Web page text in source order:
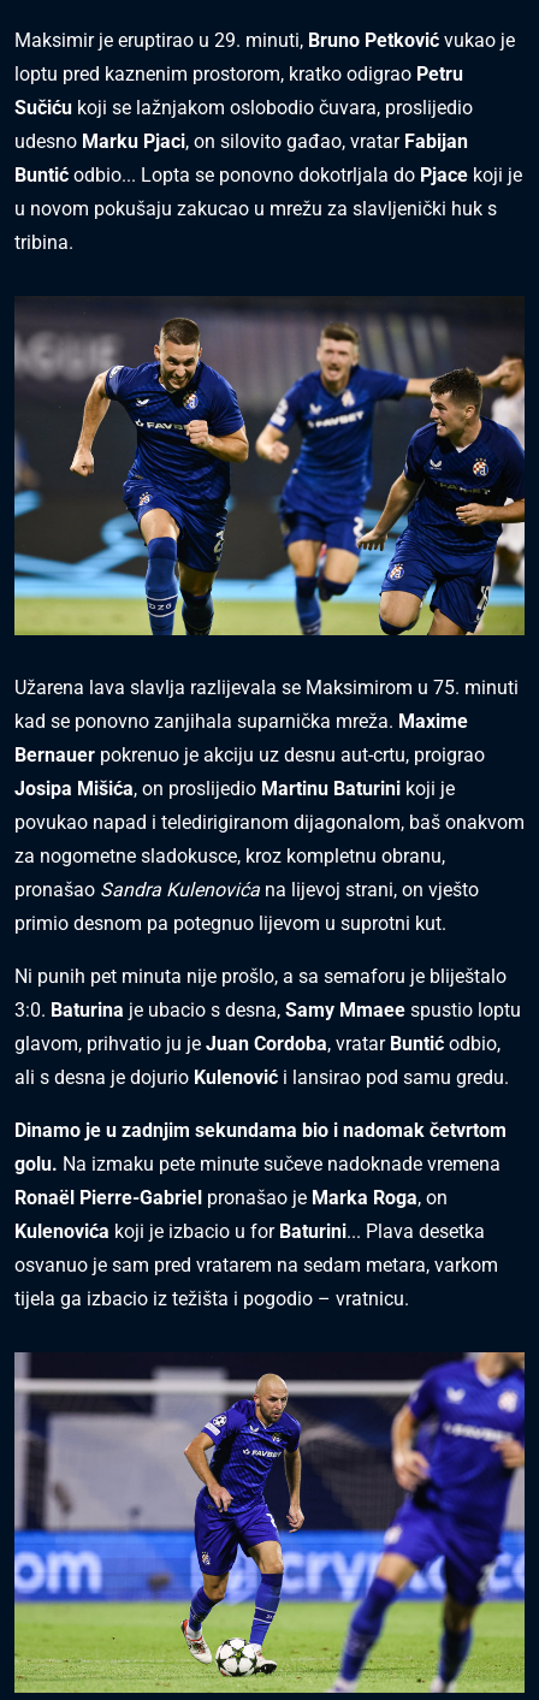
Maksimir je eruptirao u 29. minuti, Bruno Petković vukao je
loptu pred kaznenim prostorom, kratko odigrao Petru
Sučiću koji se lažnjakom oslobodio čuvara, proslijedio
udesno Marku Pjaci, on silovito gađao, vratar Fabijan
Buntić odbio... Lopta se ponovno dokotrljala do Pjace koji je
u novom pokušaju zakucao u mrežu za slavljenički huk s
tribina.
Užarena lava slavlja razlijevala se Maksimirom u 75. minuti
kad se ponovno zanjihala suparnička mreža. Maxime
Bernauer pokrenuo je akciju uz desnu aut-crtu, proigrao
Josipa Mišića, on proslijedio Martinu Baturini koji je
povukao napad i teledirigiranom dijagonalom, baš onakvom
za nogometne sladokusce, kroz kompletnu obranu,
pronašao Sandra Kulenovića na lijevoj strani, on vješto
primio desnom pa potegnuo lijevom u suprotni kut.
Ni punih pet minuta nije prošlo, a sa semaforu je bliještalo
3:0. Baturina je ubacio s desna, Samy Mmaee spustio loptu
glavom, prihvatio ju je Juan Cordoba, vratar Buntić odbio,
ali s desna je dojurio Kulenović i lansirao pod samu gredu.
Dinamo je u zadnjim sekundama bio i nadomak četvrtom
golu. Na izmaku pete minute sučeve nadoknade vremena
Ronaël Pierre-Gabriel pronašao je Marka Roga, on
Kulenovića koji je izbacio u for Baturini... Plava desetka
osvanuo je sam pred vratarem na sedam metara, varkom
tijela ga izbacio iz težišta i pogodio – vratnicu.